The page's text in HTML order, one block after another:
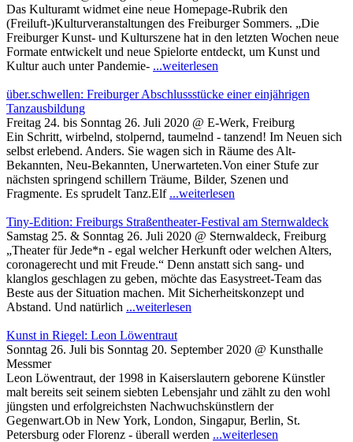
Das Kulturamt widmet eine neue Homepage-Rubrik den
(Freiluft-)Kulturveranstaltungen des Freiburger Sommers. „Die
Freiburger Kunst- und Kulturszene hat in den letzten Wochen neue
Formate entwickelt und neue Spielorte entdeckt, um Kunst und
Kultur auch unter Pandemie- ...weiterlesen
über.schwellen: Freiburger Abschlussstücke einer einjährigen
Tanzausbildung
Freitag 24. bis Sonntag 26. Juli 2020 @ E-Werk, Freiburg
Ein Schritt, wirbelnd, stolpernd, taumelnd - tanzend! Im Neuen sich
selbst erlebend. Anders. Sie wagen sich in Räume des Alt-
Bekannten, Neu-Bekannten, Unerwarteten.Von einer Stufe zur
nächsten springend schillern Träume, Bilder, Szenen und
Fragmente. Es sprudelt Tanz.Elf ...weiterlesen
Tiny-Edition: Freiburgs Straßentheater-Festival am Sternwaldeck
Samstag 25. & Sonntag 26. Juli 2020 @ Sternwaldeck, Freiburg
„Theater für Jede*n - egal welcher Herkunft oder welchen Alters,
coronagerecht und mit Freude.“ Denn anstatt sich sang- und
klanglos geschlagen zu geben, möchte das Easystreet-Team das
Beste aus der Situation machen. Mit Sicherheitskonzept und
Abstand. Und natürlich ...weiterlesen
Kunst in Riegel: Leon Löwentraut
Sonntag 26. Juli bis Sonntag 20. September 2020 @ Kunsthalle
Messmer
Leon Löwentraut, der 1998 in Kaiserslautern geborene Künstler
malt bereits seit seinem siebten Lebensjahr und zählt zu den wohl
jüngsten und erfolgreichsten Nachwuchskünstlern der
Gegenwart.Ob in New York, London, Singapur, Berlin, St.
Petersburg oder Florenz - überall werden ...weiterlesen